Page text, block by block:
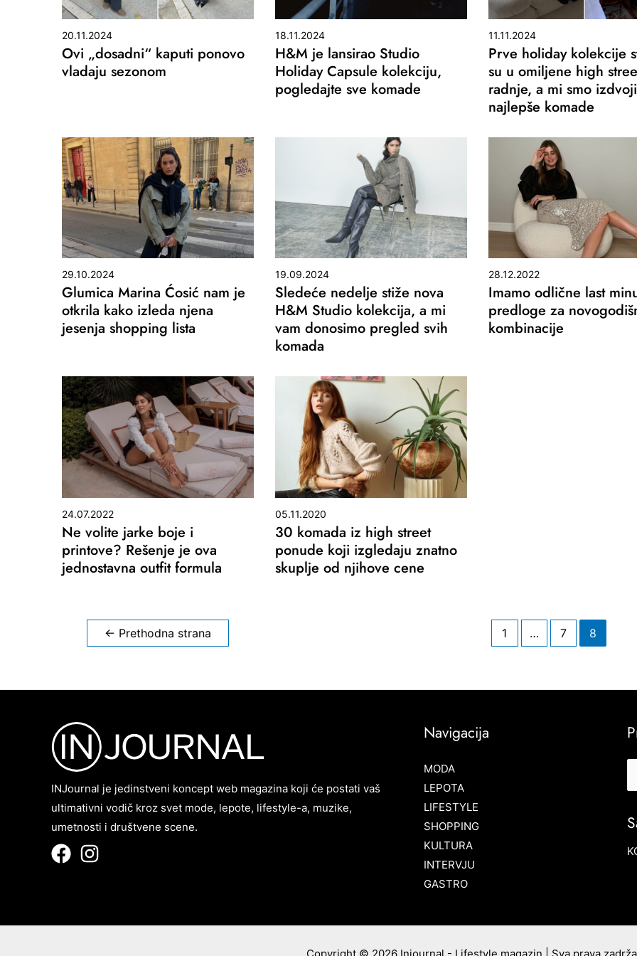
20.11.2024
Ovi „dosadni“ kaputi ponovo
vladaju sezonom
18.11.2024
H&M je lansirao Studio
Holiday Capsule kolekciju,
pogledajte sve komade
11.11.2024
Prve holiday kolekcije
su u omiljene high
radnje, a mi smo
najlepše komade
29.10.2024
Glumica Marina Ćosić nam je
otkrila kako izleda njena
jesenja shopping lista
19.09.2024
Sledeće nedelje stiže nova
H&M Studio kolekcija, a mi
vam donosimo pregled svih
komada
28.12.2022
Imamo odlične last
predloge za
kombinacije
24.07.2022
Ne volite jarke boje i
printove? Rešenje je ova
jednostavna outfit formula
05.11.2020
30 komada iz high street
ponude koji izgledaju znatno
skuplje od njihove cene
Kretanje
članaka
← Prethodna strana 1 … 7 8
INJournal je jedinstveni koncept web magazina koji će postati vaš
ultimativni vodič kroz svet mode, lepote, lifestyle-a, muzike,
umetnosti i društvene scene.
Navigacija
MODA
LEPOTA
LIFESTYLE
SHOPPING
KULTURA
INTERVJU
GASTRO